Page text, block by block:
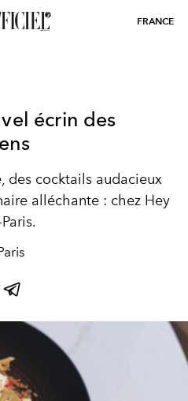
FRANCE
écrin des
des cocktails audacieux
alléchante : chez Hey